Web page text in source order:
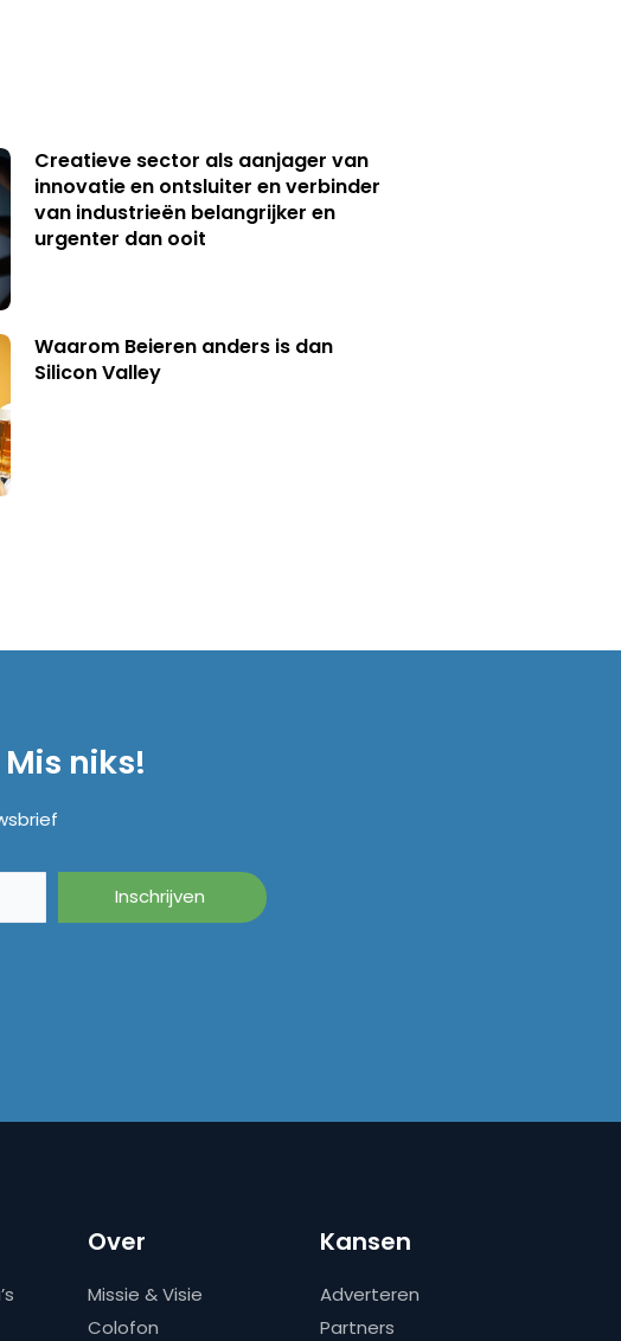
Creatieve sector als aanjager van
innovatie en ontsluiter en verbinder
van industrieën belangrijker en
urgenter dan ooit
Waarom Beieren anders is dan
Silicon Valley
niks!
Over
Missie & Visie
Colofon
Kansen
Adverteren
Partners